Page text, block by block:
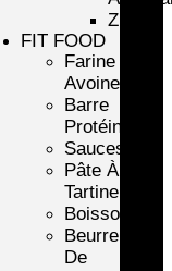
ZMA
FIT FOOD
Farine
Avoine/Riz
Barre
Protéinée
Sauces
Pâte À
Tartiner
Boissons
Beurre
De